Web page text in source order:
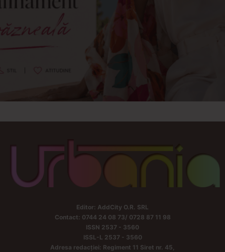
Editor: AddCity O.R. SRL
Contact: 0744 24 08 73/ 0728 87 11 98
ISSN 2537 - 3560
ISSL-L 2537 - 3560
Adresa redacției: Regiment 11 Siret nr. 45,